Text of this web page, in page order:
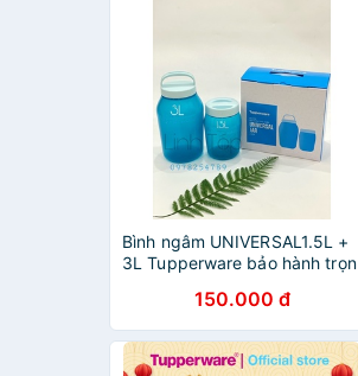
Bình ngâm UNIVERSAL1.5L +
3L Tupperware bảo hành trọn
150.000 đ